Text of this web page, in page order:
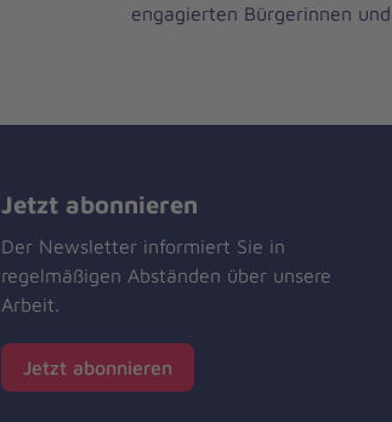
engagierten Bürgerinnen
Jetzt abonnieren
Der Newsletter informiert Sie in
regelmäßigen Abständen über unsere
Arbeit.
Jetzt abonnieren